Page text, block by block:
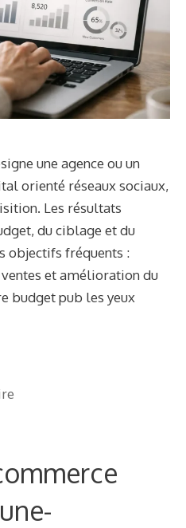
une agence ou un
orienté réseaux sociaux,
Les résultats
du ciblage et du
objectifs fréquents :
et amélioration du
budget pub les yeux